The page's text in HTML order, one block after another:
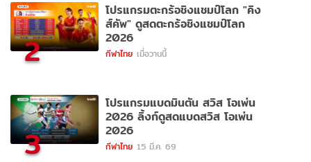
2
โปรแกรมตะกร้อชิงแชมป์โลก "คิง
ส์คัพ" ดูสดตะกร้อชิงแชมป์โลก
2026
กีฬาไทย เมื่อวานนี้
3
โปรแกรมแบดมินตัน สวิส โอเพ่น
2026 ลิ้งก์ดูสดแบดสวิส โอเพ่น
2026
กีฬาไทย 15 มี.ค. 69